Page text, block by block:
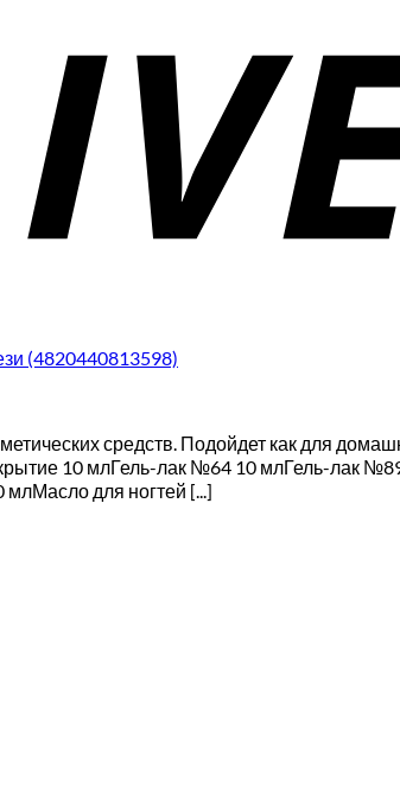
(4820440813598)
средств. Подойдет как для
10 млГель-лак №64 10 млГель-лак
для ногтей [...]